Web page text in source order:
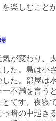
楽しむこと
が変わり、
た。島は小
た。部屋は
不満を言う
です。夜寝
暗の中起き